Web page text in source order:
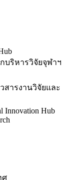
บริหารวิจัยจุฬาฯ
สารงานวิจัยและ
Innovation Hub
ศ